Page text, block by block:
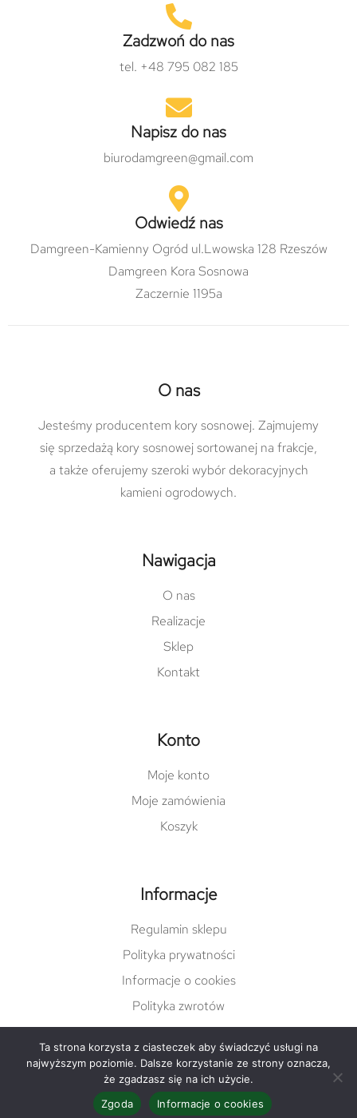
Zadzwoń do nas
tel. +48 795 082 185
Napisz do nas
biurodamgreen@gmail.com
Odwiedź nas
Damgreen-Kamienny Ogród ul.Lwowska 128 Rzeszów
Damgreen Kora Sosnowa
Zaczernie 1195a
O nas
Jesteśmy producentem kory sosnowej. Zajmujemy
się sprzedażą kory sosnowej sortowanej na frakcje,
a także oferujemy szeroki wybór dekoracyjnych
kamieni ogrodowych.
Nawigacja
O nas
Realizacje
Sklep
Kontakt
Konto
Moje konto
Moje zamówienia
Koszyk
Informacje
Regulamin sklepu
Polityka prywatności
Informacje o cookies
Polityka zwrotów
© Copyright 2022 damgreen.pl |varto.pl
FacebookInstagram
Ta strona korzysta z ciasteczek aby świadczyć usługi na
najwyższym poziomie. Dalsze korzystanie ze strony oznacza,
że zgadzasz się na ich użycie.
Zgoda
Informacje o cookies